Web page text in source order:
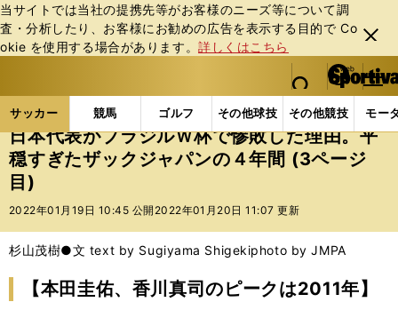
当サイトでは当社の提携先等がお客様のニーズ等について調
査・分析したり、お客様にお勧めの広告を表⽰する⽬的で Co
okie を使⽤する場合があります。詳しくはこちら
閉じ
る
web Sportiva (webスポルティーバ)
検索
マイペ
ー
ジ
メニュ
サッカー 競馬 ゴルフ その他球技 その他競技 モー
ス
ポ
ル
テ
ー
バ
サッカーの記事一覧 サッカー代表 日本代表 日
日本代表がブラジルＷ杯で惨敗した理由。平
穏すぎたザックジャパンの４年間 (3ページ
目)
2022年01月19日 10:45 公開 2022年01月20日 11:07 更新
杉山茂樹●文 text by Sugiyama Shigekiphoto by JMPA
【本田圭佑、香川真司のピークは2011年】